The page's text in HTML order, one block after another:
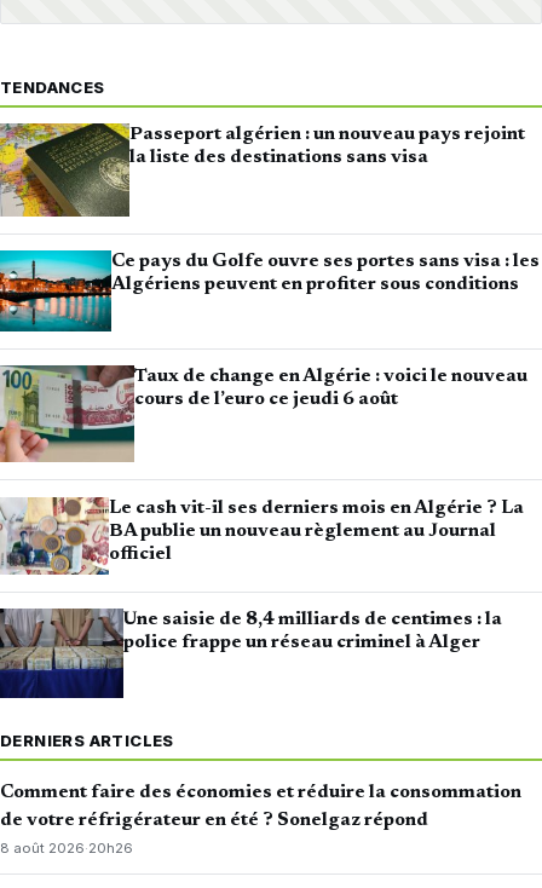
TENDANCES
Passeport algérien : un nouveau pays rejoint
la liste des destinations sans visa
Ce pays du Golfe ouvre ses portes sans visa : les
Algériens peuvent en profiter sous conditions
Taux de change en Algérie : voici le nouveau
cours de l’euro ce jeudi 6 août
Le cash vit-il ses derniers mois en Algérie ? La
BA publie un nouveau règlement au Journal
officiel
Une saisie de 8,4 milliards de centimes : la
police frappe un réseau criminel à Alger
DERNIERS ARTICLES
Comment faire des économies et réduire la consommation
de votre réfrigérateur en été ? Sonelgaz répond
8 août 2026·20h26